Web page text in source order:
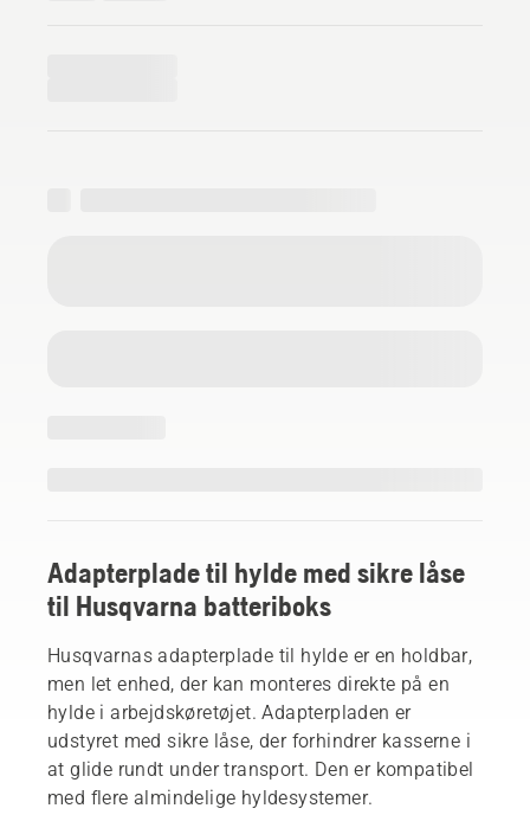
Adapterplade til hylde med sikre låse
til Husqvarna batteriboks
Husqvarnas adapterplade til hylde er en holdbar,
men let enhed, der kan monteres direkte på en
hylde i arbejdskøretøjet. Adapterpladen er
udstyret med sikre låse, der forhindrer kasserne i
at glide rundt under transport. Den er kompatibel
med flere almindelige hyldesystemer.